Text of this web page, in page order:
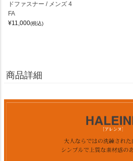
ドファスナー / メンズ 4
FA
¥11,000(税込)
商品詳細